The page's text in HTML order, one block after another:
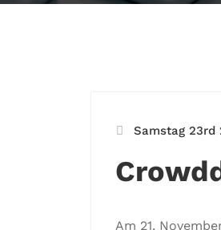
Samstag 23rd
Am 21.